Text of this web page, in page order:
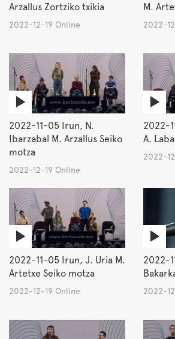
Arzallus Zortziko txikia
2022-12-19 Online
M.
2022-
2022-11-05 Irun, N.
Ibarzabal M. Arzallus Seiko
motza
2022-12-19 Online
2022-
A.
2022-
2022-11-05 Irun, J. Uria M.
Artetxe Seiko motza
2022-12-19 Online
2022-
2022-